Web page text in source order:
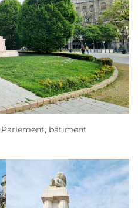
bâtiment